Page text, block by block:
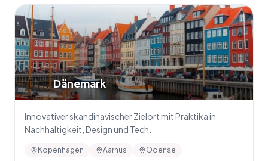
🇩🇰Dänemark
Innovativer skandinavischer Zielort mit Praktika in
Nachhaltigkeit, Design und Tech.
Kopenhagen Aarhus Odense